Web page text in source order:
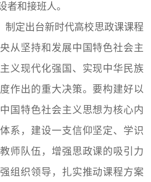
者和接班人。
制定出台新时代高校思政课课程
从坚持和发展中国特色社会主
义现代化强国、实现中华民族
作出的重大决策。要构建好以
国特色社会主义思想为核心内
系，建设一支信仰坚定、学识
师队伍，增强思政课的吸引力
组织领导，扎实推动课程方案